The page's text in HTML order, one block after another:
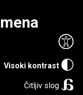
Visoki kontrast
Čitljiv slog